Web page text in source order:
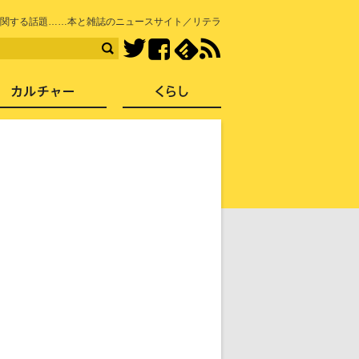
する話題……本と雑誌のニュースサイト／リテラ
TwitterFacebook
社会